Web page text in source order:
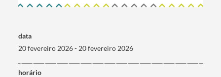
data
20 fevereiro 2026 - 20 fevereiro 2026
horário